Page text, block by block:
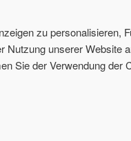
zu personalisieren,
unserer Website
Sie der Verwendung